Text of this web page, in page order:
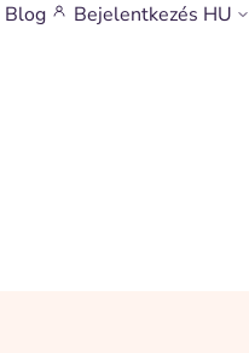
Blog Bejelentkezés HU